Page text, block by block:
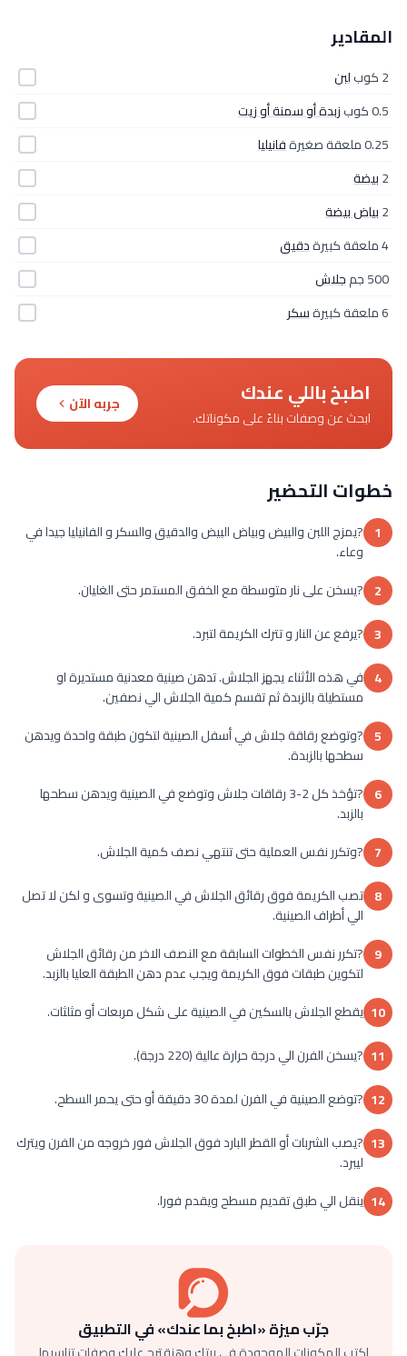
المقادير
2 كوب
لبن
0.5 كوب
زبدة أو سمنة أو زيت
0.25 ملعقة صغيرة
فانيليا
2بيضة
2بياض بيضة
4 ملعقة كبيرة
دقيق
500 جم
جلاش
6 ملعقة كبيرة
سكر
اطبخ باللي عندك
ابحث عن وصفات بناءً على مكوناتك.
جربه الآن
خطوات التحضير
1 ?يمزج اللبن والبيض وبياض البيض والدقيق والسكر و الفانيليا جيدا في
وعاء.
2 ?يسخن على نار متوسطة مع الخفق المستمر حتى الغليان.
3 ?يرفع عن النار و تترك الكريمة لتبرد.
4 في هذه الأثناء يجهز الجلاش. تدهن صينية معدنية مستديرة او
مستطيلة بالزبدة ثم تقسم كمية الجلاش الي نصفين.
5 ?وتوضع رقاقة جلاش في أسفل الصينية لتكون طبقة واحدة ويدهن
سطحها بالزبدة.
6
?تؤخذ كل 2-3 رقاقات جلاش وتوضع في الصينية ويدهن سطحها
بالزبد.
7 ?وتكرر نفس العملية حتى تنتهي نصف كمية الجلاش.
8 تصب الكريمة فوق رقائق الجلاش في الصينية وتسوى و لكن لا تصل
الي أطراف الصينية.
9 ?تكرر نفس الخطوات السابقة مع النصف الاخر من رقائق الجلاش
لتكوين طبقات فوق الكريمة ويجب عدم دهن الطبقة العليا بالزبد.
10 يقطع الجلاش بالسكين في الصينية على شكل مربعات أو مثلثات.
11 ?يسخن الفرن الي درجة حرارة عالية (220 درجة).
12 ?توضع الصينية في الفرن لمدة 30 دقيقة أو حتى يحمر السطح.
13 ?يصب الشربات أو القطر البارد فوق الجلاش فور خروجه من الفرن ويترك
ليبرد.
14 ينقل الي طبق تقديم مسطح ويقدم فورا.
جرّب ميزة «اطبخ بما عندك» في التطبيق